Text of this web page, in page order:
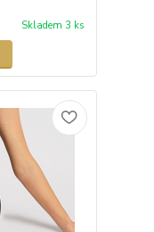
Skladem 3 ks